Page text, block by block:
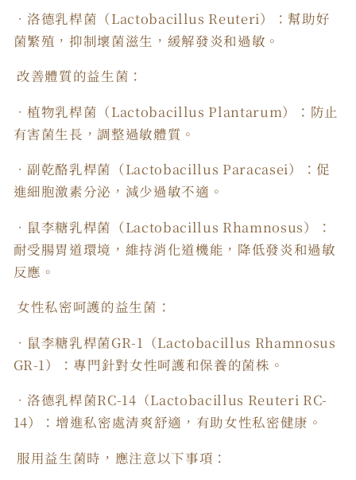
．洛德乳桿菌（Lactobacillus Reuteri）：幫助好
菌繁殖，抑制壞菌滋生，緩解發炎和過敏。
改善體質的益生菌：
．植物乳桿菌（Lactobacillus Plantarum）：防止
有害菌生長，調整過敏體質。
．副乾酪乳桿菌（Lactobacillus Paracasei）：促
進細胞激素分泌，減少過敏不適。
．鼠李糖乳桿菌（Lactobacillus Rhamnosus）：
耐受腸胃道環境，維持消化道機能，降低發炎和過敏
反應。
女性私密呵護的益生菌：
．鼠李糖乳桿菌GR-1（Lactobacillus Rhamnosus
GR-1）：專門針對女性呵護和保養的菌株。
．洛德乳桿菌RC-14（Lactobacillus Reuteri RC-
14）：增進私密處清爽舒適，有助女性私密健康。
服用益生菌時，應注意以下事項：